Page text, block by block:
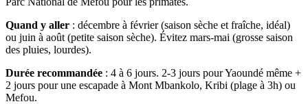
Quand y aller : décembre à février (saison sèche et fraîche, idéal)
ou juin à août (petite saison sèche). Évitez mars-mai (grosse saison
des pluies, lourdes).
Durée recommandée : 4 à 6 jours. 2-3 jours pour Yaoundé même +
2 jours pour une escapade à Mont Mbankolo, Kribi (plage à 3h) ou
Mefou.